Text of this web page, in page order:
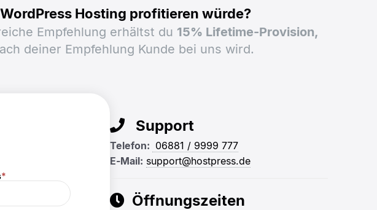
Hosting profitieren würde?
Empfehlung erhältst du 15% Lifetime-Provision,
deiner Empfehlung Kunde bei uns wird.
*
Support
Telefon: 06881 / 9999 777
E-Mail: support@hostpress.de
Öffnungszeiten